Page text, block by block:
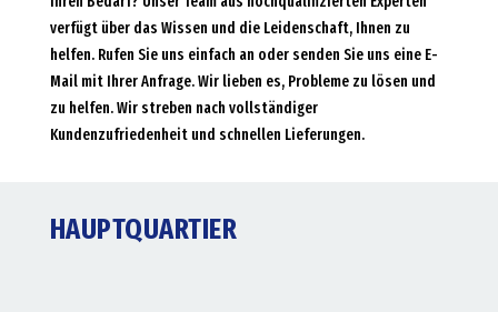
verfügt über das Wissen und die Leidenschaft, Ihnen zu
helfen. Rufen Sie uns einfach an oder senden Sie uns eine E-
Mail mit Ihrer Anfrage. Wir lieben es, Probleme zu lösen und
zu helfen. Wir streben nach vollständiger
Kundenzufriedenheit und schnellen Lieferungen.
HAUPTQUARTIER